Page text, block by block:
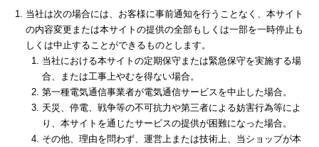
当社は次の場合には、お客様に事前通知を行うことなく、本サイト
の内容変更または本サイトの提供の全部もしくは一部を一時停止も
しくは中止することができるものとします。
当社における本サイトの定期保守または緊急保守を実施する場
合、または工事上やむを得ない場合。
第一種電気通信事業者が電気通信サービスを中止した場合。
天災、停電、戦争等の不可抗力や第三者による妨害行為等によ
り、本サイトを通じたサービスの提供が困難になった場合。
その他、理由を問わず、運営上または技術上、当ショップが本